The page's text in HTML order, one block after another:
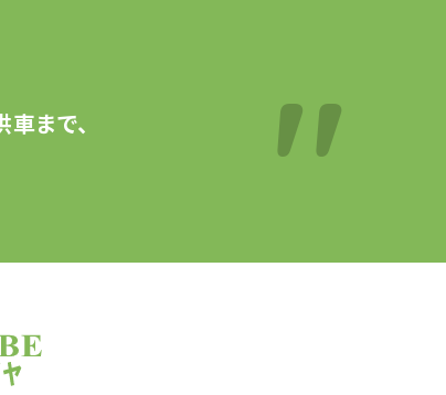
まで、
ョップナカゴヤ